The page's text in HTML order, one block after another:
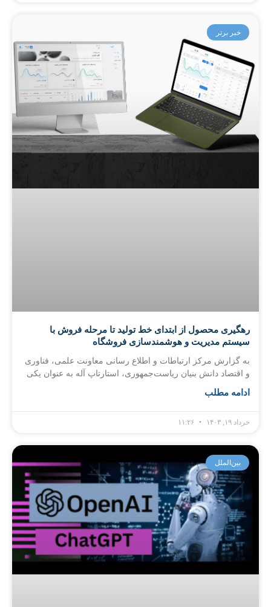
خبر برتر
رهگیری محصول از ابتدای خط تولید تا مرحله فروش با
سیستم مدیریت و هوشمندسازی فروشگاه
به گزارش مرکز ارتباطات و اطلاع رسانی معاونت علمی، فناوری
و اقتصاد دانش بنیان ریاست‌جمهوری، استارتاپ آله به عنوان یکی
ادامه مطلب
خرداد ۱۹, ۱۴۰۳
بین‌الملل